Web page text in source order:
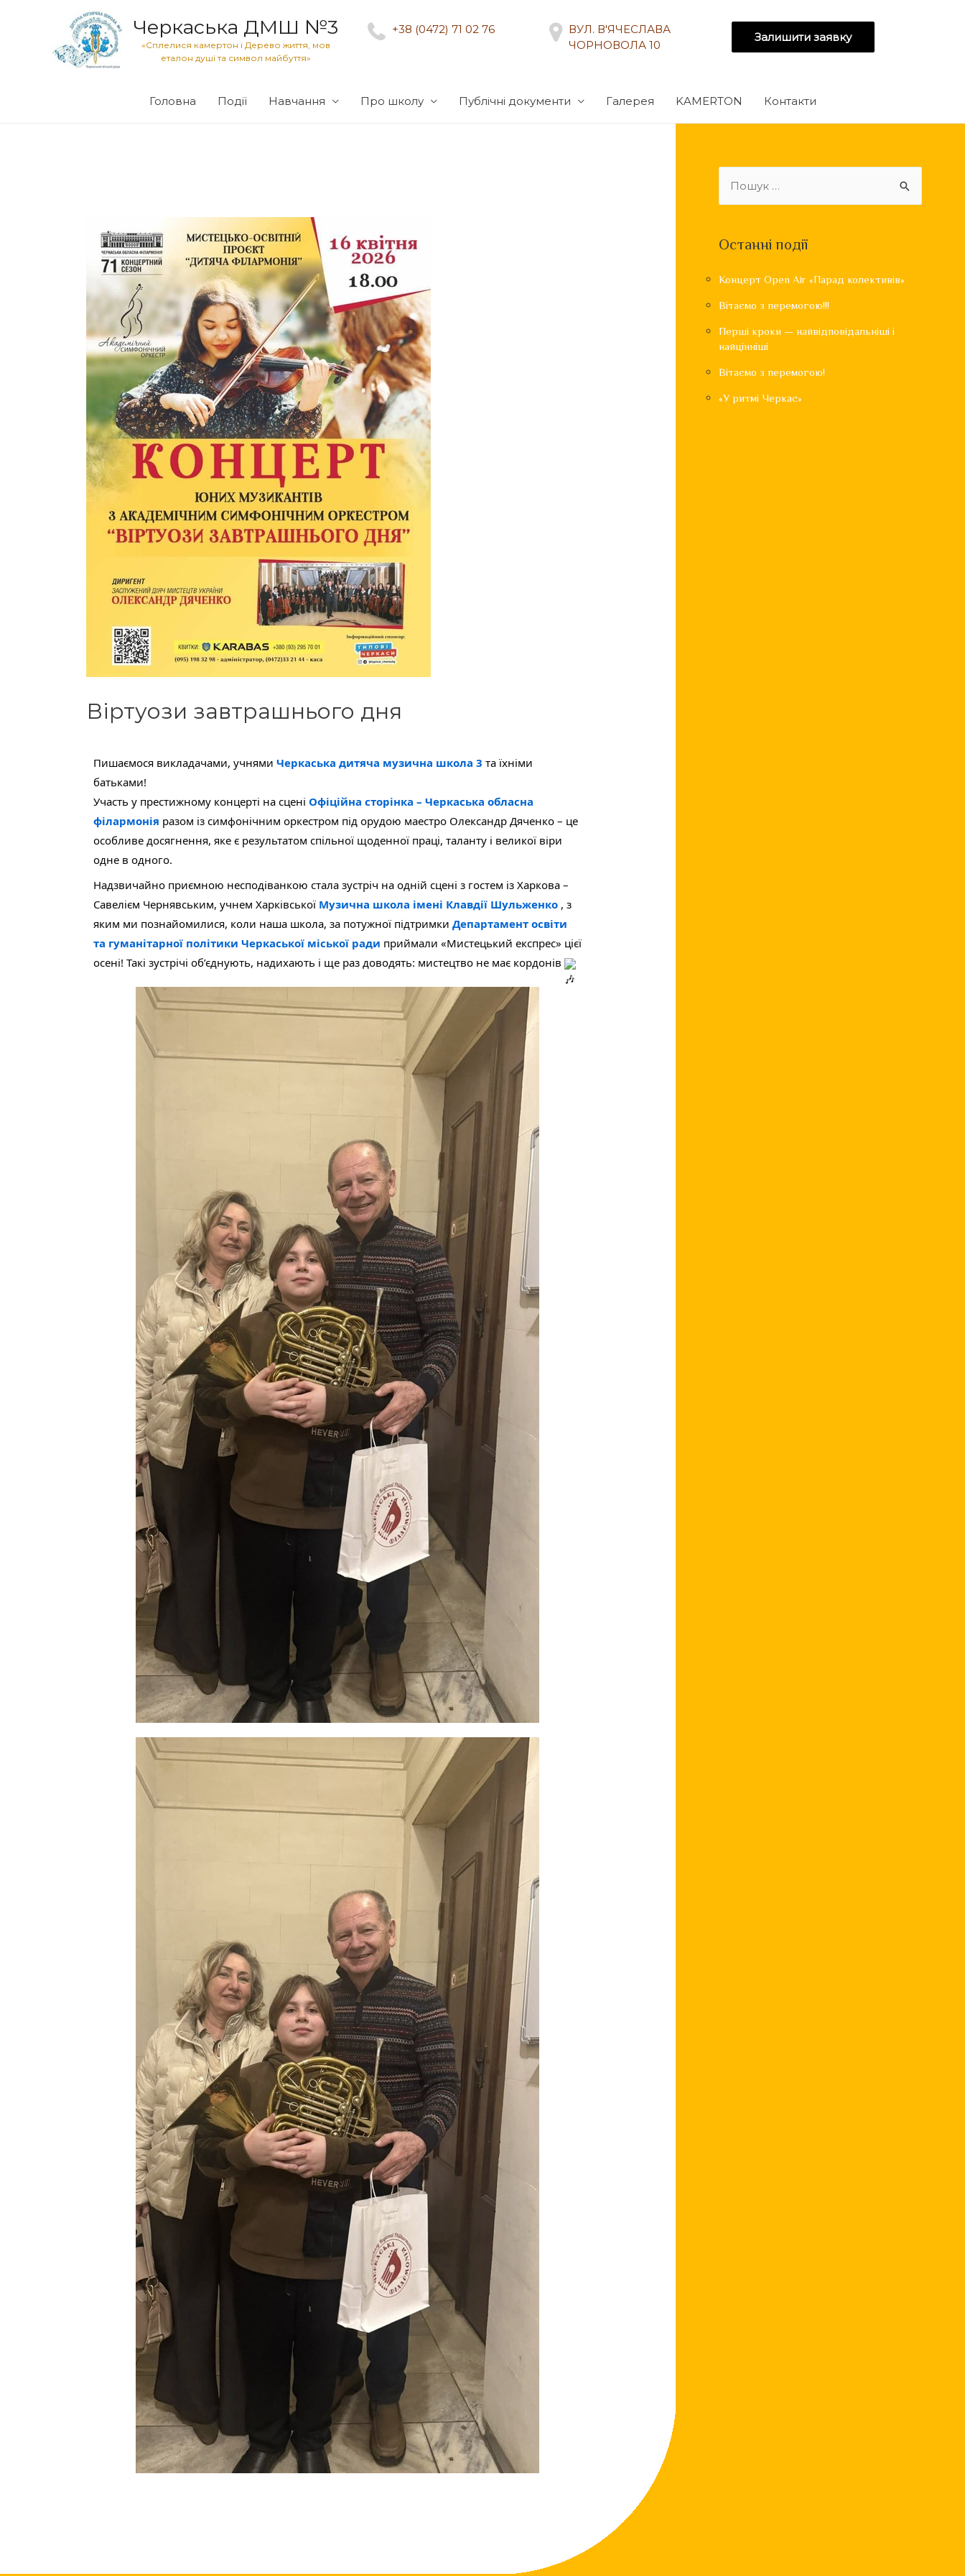
Черкаська ДМШ №3
«Сплелися камертон і Дерево життя, мов
еталон душі та символ майбуття»
+38 (0472) 71 02 76
ВУЛ. В'ЯЧЕСЛАВА
ЧОРНОВОЛА 10
Залишити заявку
Головна Події Навчання Про школу Публічні документи Галерея KAMERTON Контакти
Віртуози завтрашнього дня
Пишаємося викладачами, учнями Черкаська дитяча музична школа 3 та їхніми
батьками!
Участь у престижному концерті на сцені Офіційна сторінка – Черкаська обласна
філармонія разом із симфонічним оркестром під орудою маестро Олександр Дяченко – це
особливе досягнення, яке є результатом спільної щоденної праці, таланту і великої віри
одне в одного.
Надзвичайно приємною несподіванкою стала зустріч на одній сцені з гостем із Харкова –
Савелієм Чернявським, учнем Харківської Музична школа імені Клавдії Шульженко , з
яким ми познайомилися, коли наша школа, за потужної підтримки Департамент освіти
та гуманітарної політики Черкаської міської ради приймали «Мистецький експрес» цієї
осені! Такі зустрічі об’єднують, надихають і ще раз доводять: мистецтво не має кордонів
Останні події
Концерт Open Air «Парад колективів»
Вітаємо з перемогою!!!
Перші кроки — найвідповідальніші і
найцінніші
Вітаємо з перемогою!
«У ритмі Черкас»